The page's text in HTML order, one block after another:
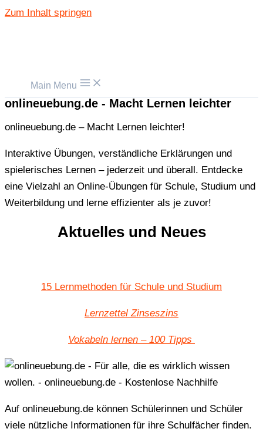
Zum Inhalt springen
Main Menu
onlineuebung.de - Macht Lernen leichter
onlineuebung.de – Macht Lernen leichter!
Interaktive Übungen, verständliche Erklärungen und
spielerisches Lernen – jederzeit und überall. Entdecke
eine Vielzahl an Online-Übungen für Schule, Studium und
Weiterbildung und lerne effizienter als je zuvor!
Aktuelles und Neues
15 Lernmethoden für Schule und Studium
Lernzettel Zinseszins
Vokabeln lernen – 100 Tipps
Auf onlineuebung.de können Schülerinnen und Schüler
viele nützliche Informationen für ihre Schulfächer finden.